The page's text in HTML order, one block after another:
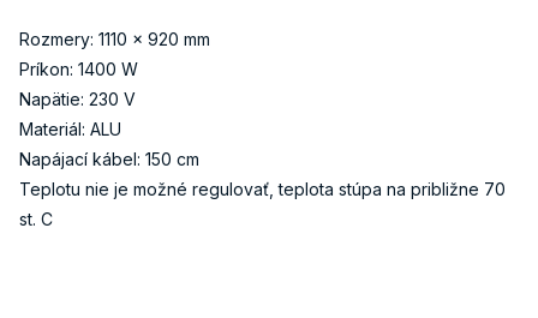
Rozmery: 1110 x 920 mm
Príkon: 1400 W
Napätie: 230 V
Materiál: ALU
Napájací kábel: 150 cm
Teplotu nie je možné regulovať, teplota stúpa na približne 70
st. C